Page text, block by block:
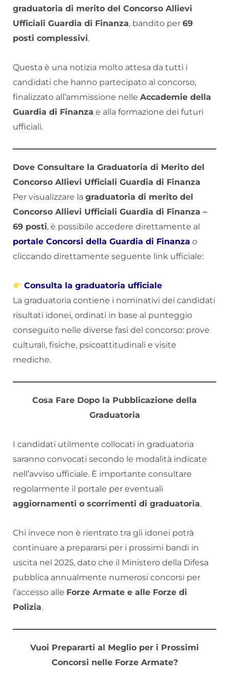
graduatoria di merito del Concorso Allievi
Ufficiali Guardia di Finanza, bandito per 69
posti complessivi.
Questa è una notizia molto attesa da tutti i
candidati che hanno partecipato al concorso,
finalizzato all’ammissione nelle Accademie della
Guardia di Finanza e alla formazione dei futuri
ufficiali.
Dove Consultare la Graduatoria di Merito del
Concorso Allievi Ufficiali Guardia di Finanza
Per visualizzare la graduatoria di merito del
Concorso Allievi Ufficiali Guardia di Finanza –
69 posti, è possibile accedere direttamente al
portale Concorsi della Guardia di Finanza o
cliccando direttamente seguente link ufficiale:
Consulta la graduatoria ufficiale
La graduatoria contiene i nominativi dei candidati
risultati idonei, ordinati in base al punteggio
conseguito nelle diverse fasi del concorso: prove
culturali, fisiche, psicoattitudinali e visite
mediche.
Cosa Fare Dopo la Pubblicazione della
Graduatoria
I candidati utilmente collocati in graduatoria
saranno convocati secondo le modalità indicate
nell’avviso ufficiale. È importante consultare
regolarmente il portale per eventuali
aggiornamenti o scorrimenti di graduatoria.
Chi invece non è rientrato tra gli idonei potrà
continuare a prepararsi per i prossimi bandi in
uscita nel 2025, dato che il Ministero della Difesa
pubblica annualmente numerosi concorsi per
l’accesso alle Forze Armate e alle Forze di
Polizia.
Vuoi Prepararti al Meglio per i Prossimi
Concorsi nelle Forze Armate?